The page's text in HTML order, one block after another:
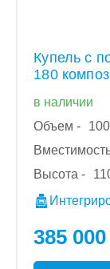
Купель с
180
в наличии
Объем -
Высота -
385